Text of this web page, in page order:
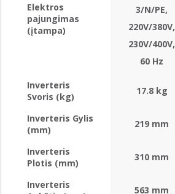
Elektros
pajungimas
(įtampa)
3/N/PE,
220V/380V,
230V/400V,
60 Hz
Inverteris
Svoris (kg)
17.8 kg
Inverteris Gylis
(mm)
219 mm
Inverteris
Plotis (mm)
310 mm
Inverteris
563 mm